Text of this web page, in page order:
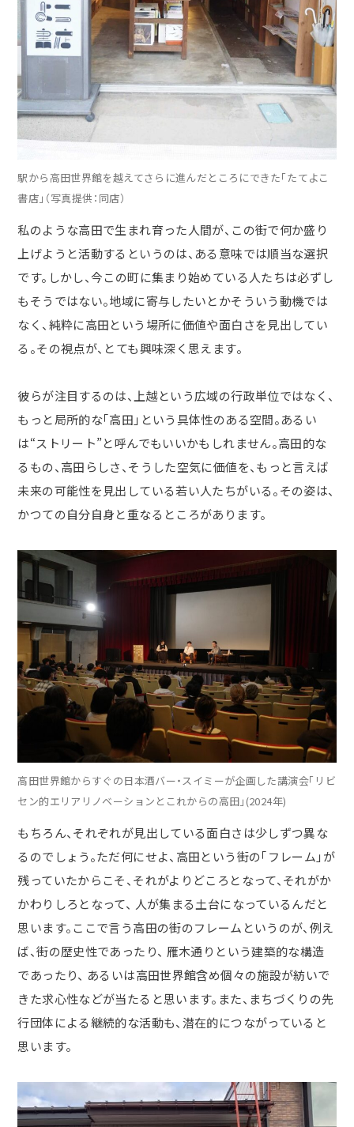
駅から高田世界館を越えてさらに進んだところにできた「たてよこ
書店」（写真提供：同店）
私のような高田で生まれ育った人間が、この街で何か盛り
上げようと活動するというのは、ある意味では順当な選択
です。しかし、今この町に集まり始めている人たちは必ずし
もそうではない。地域に寄与したいとかそういう動機では
なく、純粋に高田という場所に価値や面白さを見出してい
る。その視点が、とても興味深く思えます。
彼らが注目するのは、上越という広域の行政単位ではなく、
もっと局所的な「高田」という具体性のある空間。あるい
は“ストリート”と呼んでもいいかもしれません。高田的な
るもの、高田らしさ、そうした空気に価値を、もっと言えば
未来の可能性を見出している若い人たちがいる。その姿は、
かつての自分自身と重なるところがあります。
高田世界館からすぐの日本酒バー・スイミーが企画した講演会「リビ
セン的エリアリノベーションとこれからの高田」(2024年)
もちろん、それぞれが見出している面白さは少しずつ異な
るのでしょう。ただ何にせよ、高田という街の「フレーム」が
残っていたからこそ、それがよりどころとなって、それがか
かわりしろとなって、 人が集まる土台になっているんだと
思います。ここで言う高田の街のフレームというのが、例え
ば、街の歴史性であったり、 雁木通りという建築的な構造
であったり、 あるいは高田世界館含め個々の施設が紡いで
きた求心性などが当たると思います。また、まちづくりの先
行団体による継続的な活動も、潜在的につながっていると
思います。